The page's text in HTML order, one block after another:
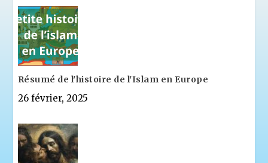
Résumé de l'histoire de l'Islam en Europe
26 février, 2025